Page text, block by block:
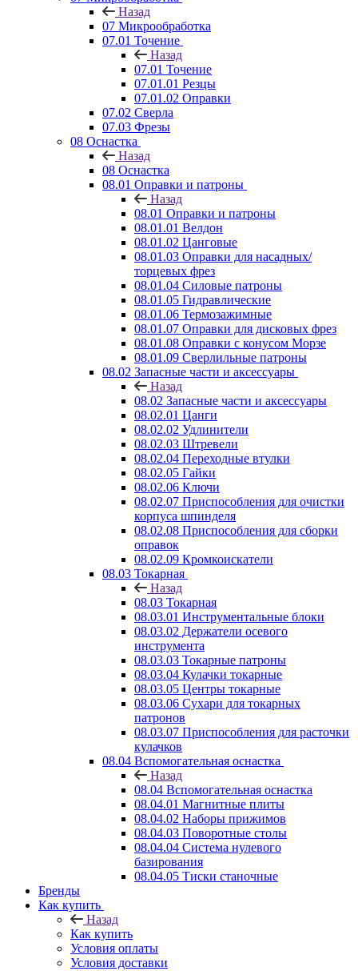
Назад
07 Микрообработка
07.01 Точение
Назад
07.01 Точение
07.01.01 Резцы
07.01.02 Оправки
07.02 Сверла
07.03 Фрезы
08 Оснастка
Назад
08 Оснастка
08.01 Оправки и патроны
Назад
08.01 Оправки и патроны
08.01.01 Велдон
08.01.02 Цанговые
08.01.03 Оправки для насадных/
торцевых фрез
08.01.04 Силовые патроны
08.01.05 Гидравлические
08.01.06 Термозажимные
08.01.07 Оправки для дисковых фрез
08.01.08 Оправки с конусом Морзе
08.01.09 Сверлильные патроны
08.02 Запасные части и аксессуары
Назад
08.02 Запасные части и аксессуары
08.02.01 Цанги
08.02.02 Удлинители
08.02.03 Штревели
08.02.04 Переходные втулки
08.02.05 Гайки
08.02.06 Ключи
08.02.07 Приспособления для очистки
корпуса шпинделя
08.02.08 Приспособления для сборки
оправок
08.02.09 Кромкоискатели
08.03 Токарная
Назад
08.03 Токарная
08.03.01 Инструментальные блоки
08.03.02 Держатели осевого
инструмента
08.03.03 Токарные патроны
08.03.04 Кулачки токарные
08.03.05 Центры токарные
08.03.06 Сухари для токарных
патронов
08.03.07 Приспособления для расточки
кулачков
08.04 Вспомогательная оснастка
Назад
08.04 Вспомогательная оснастка
08.04.01 Магнитные плиты
08.04.02 Наборы прижимов
08.04.03 Поворотные столы
08.04.04 Система нулевого
базирования
08.04.05 Тиски станочные
Бренды
Как купить
Назад
Как купить
Условия оплаты
Условия доставки